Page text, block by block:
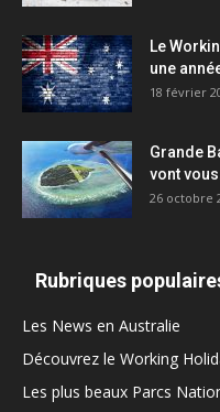
Le
une
18 février
Grande
vont
26 octobre
Rubriques
Les News en Australie
Découvrez le Working
Les plus beaux Parcs